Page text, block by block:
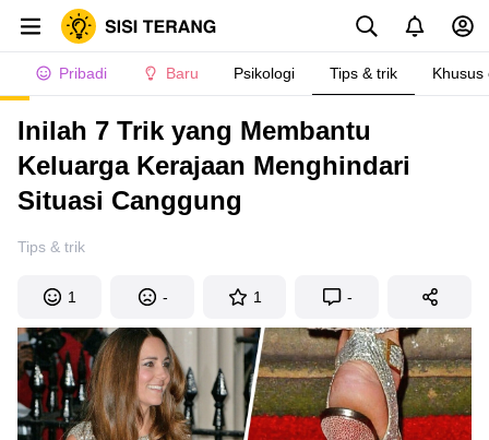
Pribadi Baru Psikologi Tips & trik Khusus
Inilah 7 Trik yang Membantu
Keluarga Kerajaan Menghindari
Situasi Canggung
Tips & trik
1 - 1 -